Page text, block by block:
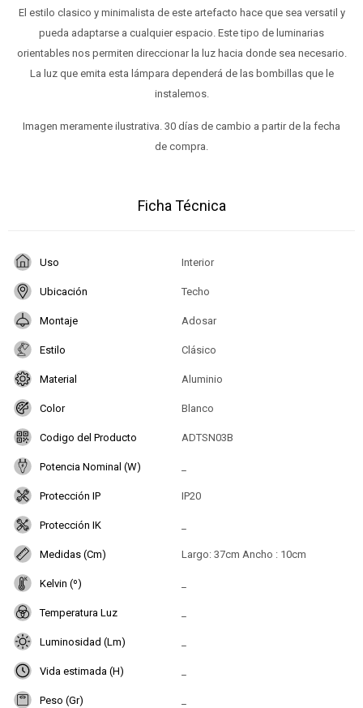
El estilo clasico y minimalista de este artefacto hace que sea versatil y
pueda adaptarse a cualquier espacio. Este tipo de luminarias
orientables nos permiten direccionar la luz hacia donde sea necesario.
La luz que emita esta lámpara dependerá de las bombillas que le
instalemos.
Imagen meramente ilustrativa. 30 días de cambio a partir de la fecha
de compra.
Ficha Técnica
Uso Interior
Ubicación Techo
Montaje Adosar
Estilo Clásico
Material Aluminio
Color Blanco
Codigo del Producto ADTSN03B
Potencia Nominal (W)
Protección IP IP20
Protección IK
Medidas (Cm) Largo: 37cm Ancho : 10cm
Kelvin (º)
Temperatura Luz
Luminosidad (Lm)
Vida estimada (H)
Peso (Gr)